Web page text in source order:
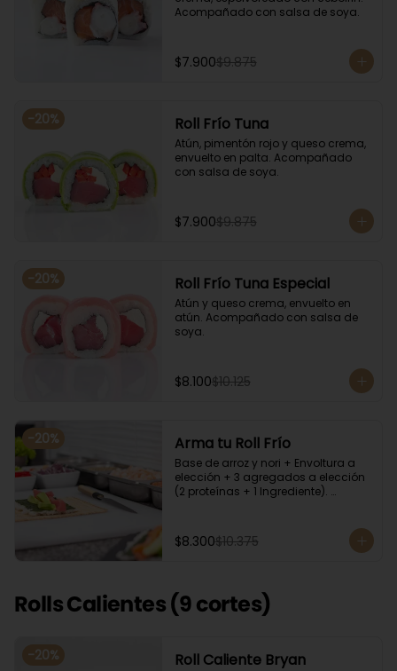
Acompañado con salsa de soya.
$7.900$9.875
-20% Roll Frío Tuna
Atún, pimentón rojo y queso crema,
envuelto en palta. Acompañado
con salsa de soya.
$7.900$9.875
-20% Roll Frío Tuna Especial
Atún y queso crema, envuelto en
atún. Acompañado con salsa de
soya.
$8.100$10.125
-20% Arma tu Roll Frío
Base de arroz y nori + Envoltura a
elección + 3 agregados a elección
(2 proteínas + 1 Ingrediente).
$8.300$10.375
Rolls Calientes (9 cortes)
-20% Roll Caliente Bryan